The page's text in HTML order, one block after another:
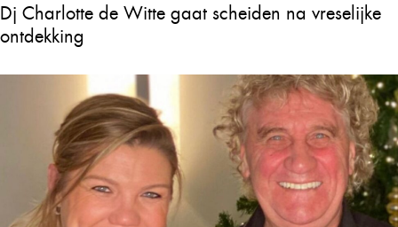
Dj Charlotte de Witte gaat scheiden na vreselijke
ontdekking